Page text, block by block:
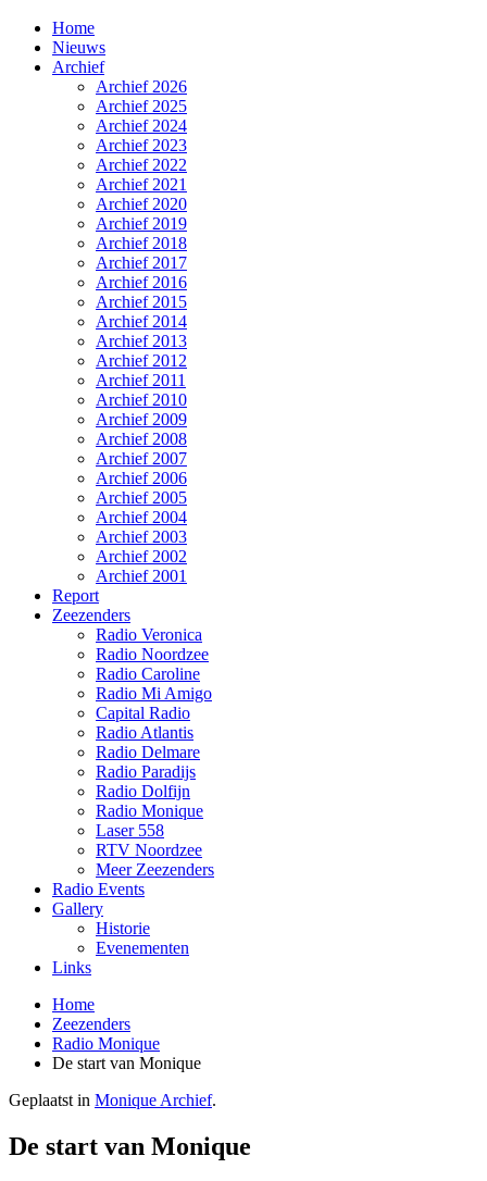
Home
Nieuws
Archief
Archief 2026
Archief 2025
Archief 2024
Archief 2023
Archief 2022
Archief 2021
Archief 2020
Archief 2019
Archief 2018
Archief 2017
Archief 2016
Archief 2015
Archief 2014
Archief 2013
Archief 2012
Archief 2011
Archief 2010
Archief 2009
Archief 2008
Archief 2007
Archief 2006
Archief 2005
Archief 2004
Archief 2003
Archief 2002
Archief 2001
Report
Zeezenders
Radio Veronica
Radio Noordzee
Radio Caroline
Radio Mi Amigo
Capital Radio
Radio Atlantis
Radio Delmare
Radio Paradijs
Radio Dolfijn
Radio Monique
Laser 558
RTV Noordzee
Meer Zeezenders
Radio Events
Gallery
Historie
Evenementen
Links
Home
Zeezenders
Radio Monique
De start van Monique
Geplaatst in Monique Archief.
De start van Monique